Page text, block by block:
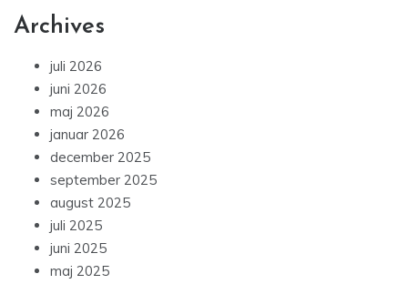
Archives
juli 2026
juni 2026
maj 2026
januar 2026
december 2025
september 2025
august 2025
juli 2025
juni 2025
maj 2025